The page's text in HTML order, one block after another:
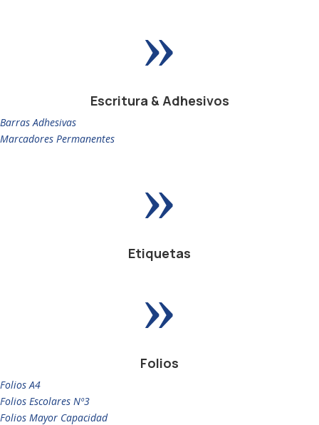
»
Escritura & Adhesivos
Barras Adhesivas
Marcadores Permanentes
»
Etiquetas
»
Folios
Folios A4
Folios Escolares Nº3
Folios Mayor Capacidad